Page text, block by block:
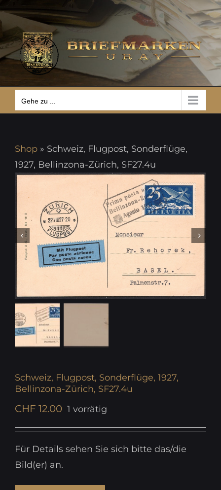
Zum
Inhalt
springen
Gehe zu ...
Gehe zu ...
Shop » Schweiz, Flugpost, Sonderflüge,
1927, Bellinzona-Zürich, SF27.4u
Schweiz, Flugpost, Sonderflüge, 1927,
Bellinzona-Zürich, SF27.4u
CHF 12.00 1 vorrätig
Für Details sehen Sie sich bitte das/die
Bild(er) an.